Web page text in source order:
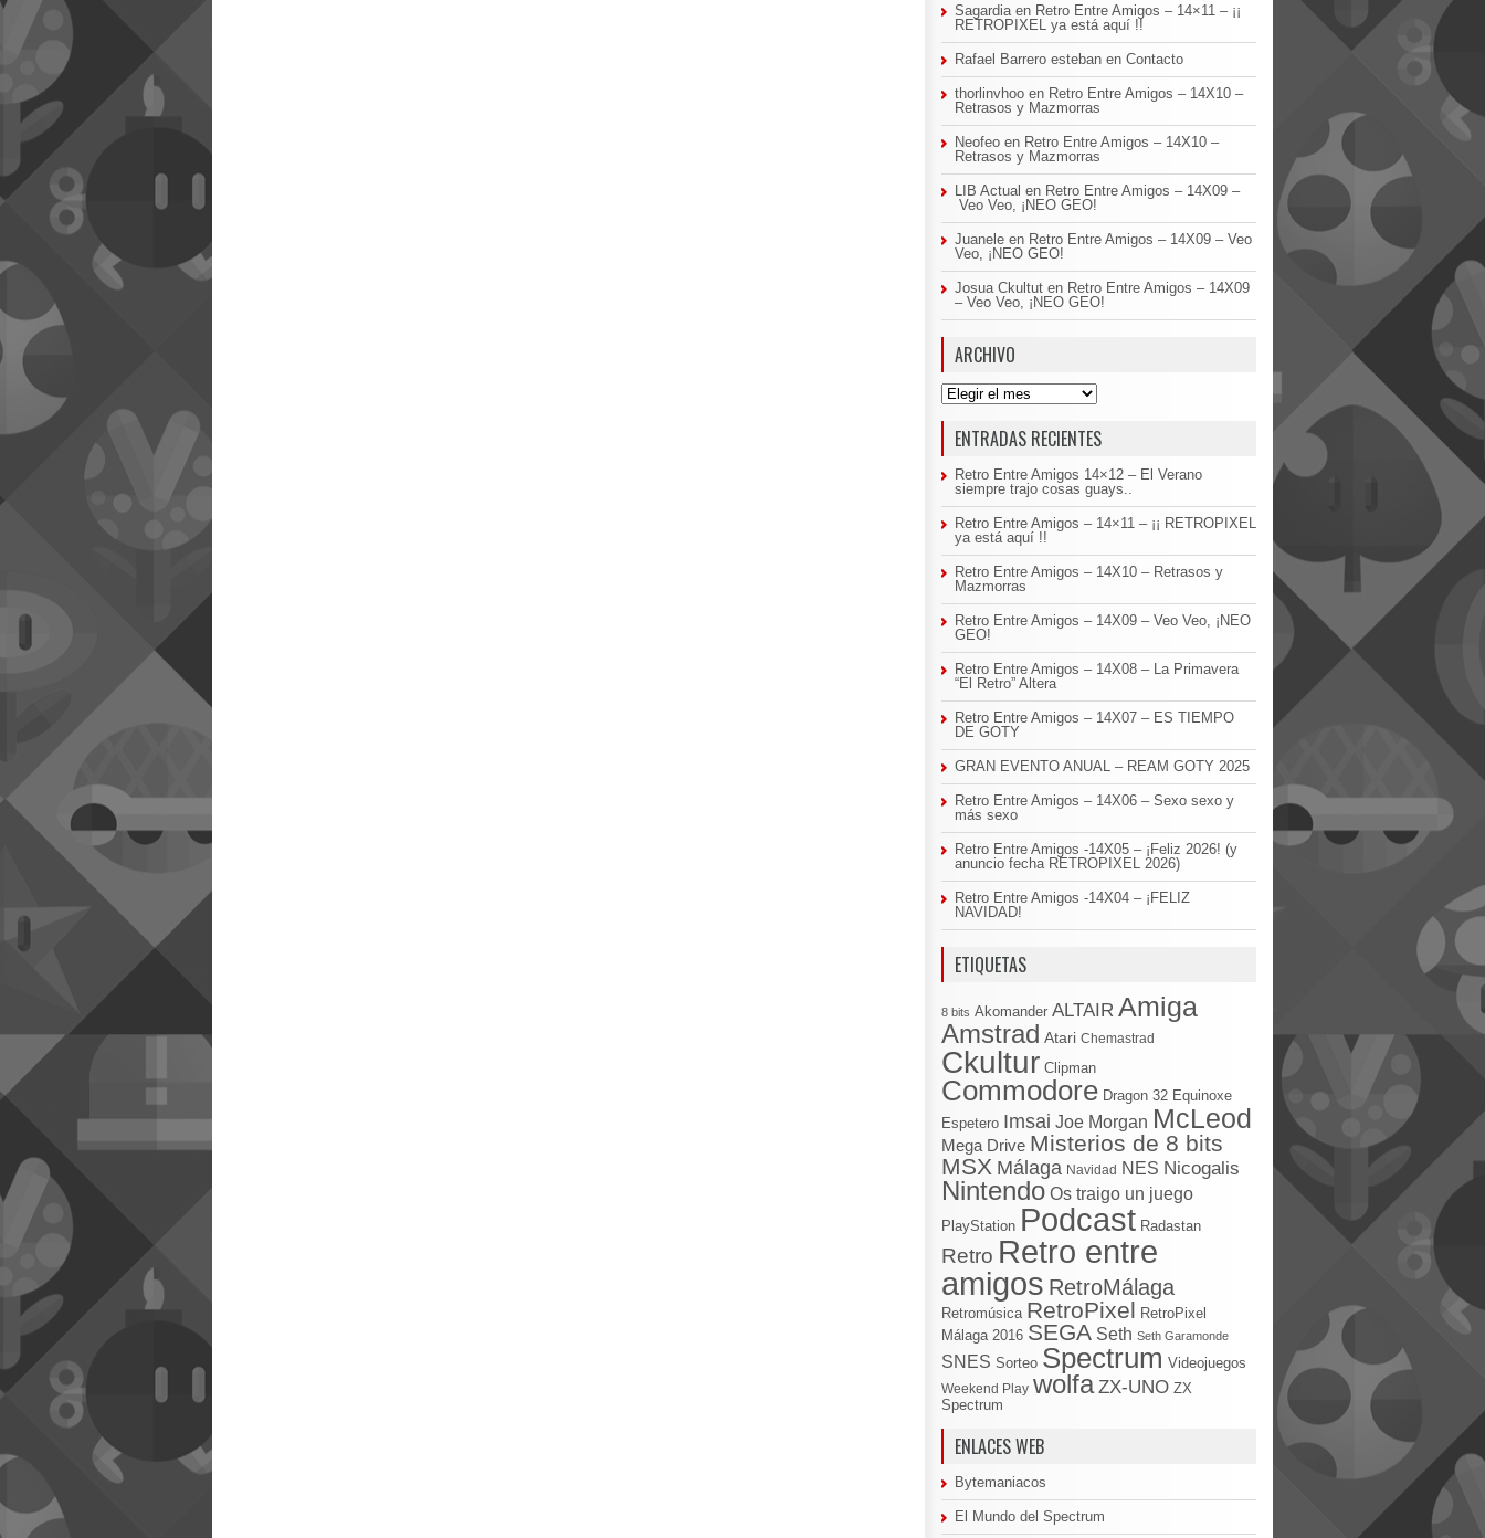
Sagardia en Retro Entre Amigos – 14×11 – ¡¡
RETROPIXEL ya está aquí !!
Rafael Barrero esteban en Contacto
thorlinvhoo en Retro Entre Amigos – 14X10 –
Retrasos y Mazmorras
Neofeo en Retro Entre Amigos – 14X10 –
Retrasos y Mazmorras
LIB Actual en Retro Entre Amigos – 14X09 –
Veo Veo, ¡NEO GEO!
Juanele en Retro Entre Amigos – 14X09 – Veo
Veo, ¡NEO GEO!
Josua Ckultut en Retro Entre Amigos – 14X09
– Veo Veo, ¡NEO GEO!
ARCHIVO
Archivo
ENTRADAS RECIENTES
Retro Entre Amigos 14×12 – El Verano
siempre trajo cosas guays..
Retro Entre Amigos – 14×11 – ¡¡ RETROPIXEL
ya está aquí !!
Retro Entre Amigos – 14X10 – Retrasos y
Mazmorras
Retro Entre Amigos – 14X09 – Veo Veo, ¡NEO
GEO!
Retro Entre Amigos – 14X08 – La Primavera
“El Retro” Altera
Retro Entre Amigos – 14X07 – ES TIEMPO
DE GOTY
GRAN EVENTO ANUAL – REAM GOTY 2025
Retro Entre Amigos – 14X06 – Sexo sexo y
más sexo
Retro Entre Amigos -14X05 – ¡Feliz 2026! (y
anuncio fecha RETROPIXEL 2026)
Retro Entre Amigos -14X04 – ¡FELIZ
NAVIDAD!
ETIQUETAS
8 bits Akomander ALTAIR Amiga
Amstrad Atari Chemastrad
Ckultur Clipman
Commodore Dragon 32 Equinoxe
Espetero Imsai Joe Morgan McLeod
Mega Drive Misterios de 8 bits
MSX Málaga Navidad NES Nicogalis
Nintendo Os traigo un juego
PlayStation Podcast Radastan
Retro Retro entre
amigos RetroMálaga
Retromúsica RetroPixel RetroPixel
Málaga 2016 SEGA Seth Seth Garamonde
SNES Sorteo Spectrum Videojuegos
Weekend Play wolfa ZX-UNO ZX
Spectrum
ENLACES WEB
Bytemaniacos
El Mundo del Spectrum